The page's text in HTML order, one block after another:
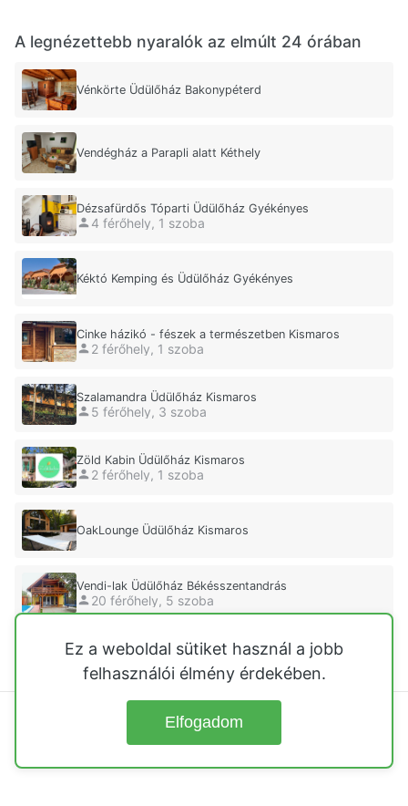
A legnézettebb nyaralók az elmúlt 24 órában
Vénkörte Üdülőház Bakonypéterd
Vendégház a Parapli alatt Kéthely
Dézsafürdős Tóparti Üdülőház Gyékényes
4 férőhely, 1 szoba
Kéktó Kemping és Üdülőház Gyékényes
Cinke házikó - fészek a természetben Kismaros
2 férőhely, 1 szoba
Szalamandra Üdülőház Kismaros
5 férőhely, 3 szoba
Zöld Kabin Üdülőház Kismaros
2 férőhely, 1 szoba
OakLounge Üdülőház Kismaros
Vendi-lak Üdülőház Békésszentandrás
20 férőhely, 5 szoba
Körtvélyes Üdülőház Vác
4 férőhely, 2 szoba
Ez a weboldal sütiket használ a jobb
felhasználói élmény érdekében.
Elfogadom